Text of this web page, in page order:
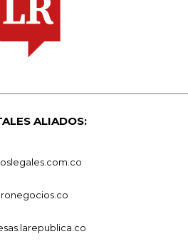
ALIADOS: